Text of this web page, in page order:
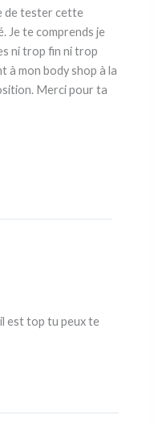
de tester cette
Je te comprends je
ni trop fin ni trop
à mon body shop à la
Merci pour ta
est top tu peux te